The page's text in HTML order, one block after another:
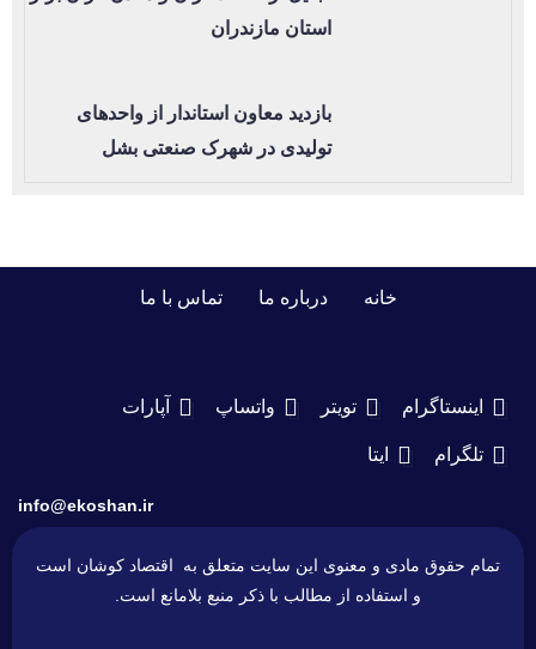
استان مازندران
بازدید معاون استاندار از واحدهای
تولیدی در شهرک صنعتی بشل
خانه درباره ما تماس با ما
اینستاگرام تویتر واتساپ آپارات
تلگرام ایتا
info@ekoshan.ir
تمام حقوق مادی و معنوی این سایت متعلق به اقتصاد کوشان است
و استفاده از مطالب با ذکر منبع بلامانع است.